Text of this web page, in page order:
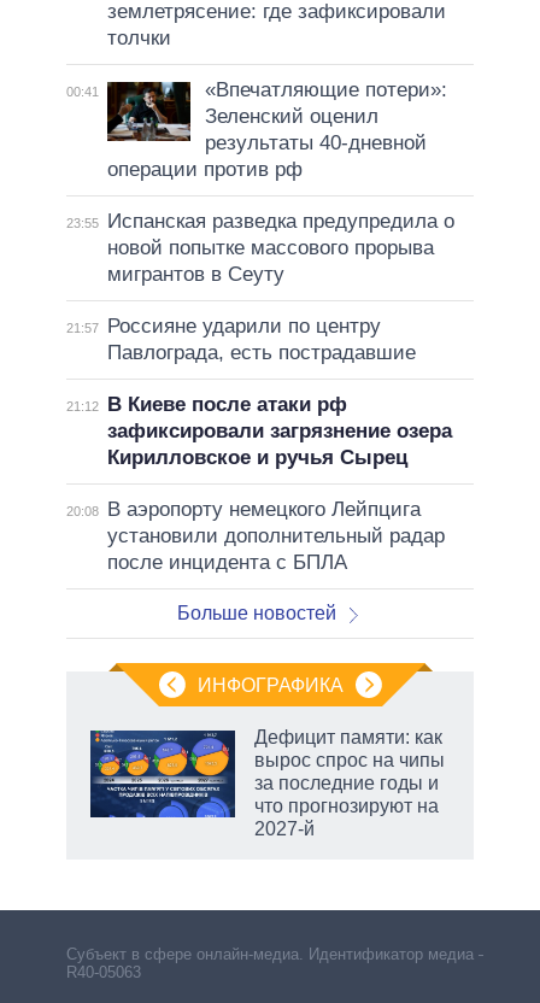
землетрясение: где зафиксировали
толчки
00:41
«Впечатляющие потери»:
Зеленский оценил
результаты 40-дневной
операции против рф
23:55
Испанская разведка предупредила о
новой попытке массового прорыва
мигрантов в Сеуту
21:57
Россияне ударили по центру
Павлограда, есть пострадавшие
21:12
В Киеве после атаки рф
зафиксировали загрязнение озера
Кирилловское и ручья Сырец
20:08
В аэропорту немецкого Лейпцига
установили дополнительный радар
после инцидента с БПЛА
Больше новостей
ИНФОГРАФИКА
Дефицит памяти: как
вырос спрос на чипы
за последние годы и
что прогнозируют на
2027-й
Субъект в сфере онлайн-медиа. Идентификатор медиа –
R40-05063